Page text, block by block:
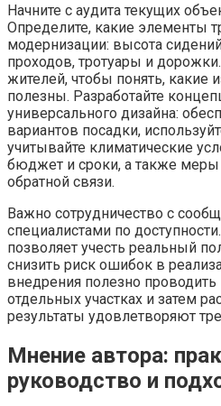
Начните с аудита текущих
Определите, какие элементы
модернизации: высота
проходов, тротуары и
жителей, чтобы понять, какие
полезны. Разработайте
универсального дизайна:
вариантов посадки,
учитывайте климатические
бюджет и сроки, а также меры
обратной связи.
Важно сотрудничество с
специалистами по
позволяет учесть реальный
снизить риск ошибок в
внедрения полезно
отдельных участках и затем
результаты удовлетворяют
Мнение автора:
руководство и